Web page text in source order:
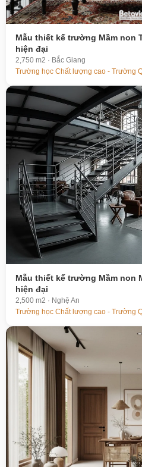
Mẫu thiết kế trường Mầm non
hiện đại
2,750 m2 · Bắc Giang
Trường học Chất lượng cao - Trường
Mẫu thiết kế trường Mầm non
hiện đại
2,500 m2 · Nghệ An
Trường học Chất lượng cao - Trường